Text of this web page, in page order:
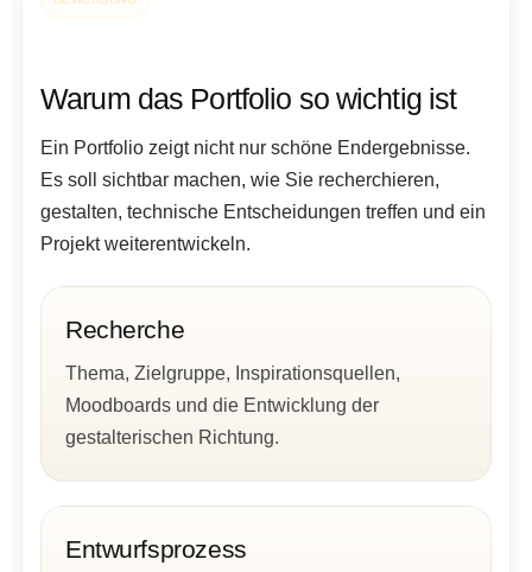
Warum das Portfolio so wichtig ist
Ein Portfolio zeigt nicht nur schöne Endergebnisse.
Es soll sichtbar machen, wie Sie recherchieren,
gestalten, technische Entscheidungen treffen und ein
Projekt weiterentwickeln.
Recherche
Thema, Zielgruppe, Inspirationsquellen,
Moodboards und die Entwicklung der
gestalterischen Richtung.
Entwurfsprozess